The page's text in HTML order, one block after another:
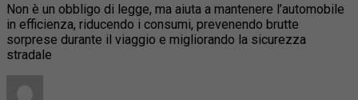
Non è un obbligo di legge, ma aiuta a mantenere l’automobile
in efficienza, riducendo i consumi, prevenendo brutte
sorprese durante il viaggio e migliorando la sicurezza
stradale